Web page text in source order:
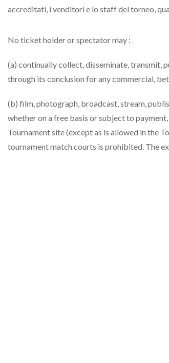
accreditati, i venditori e lo staff del torneo,
No ticket holder or spectator may :
(a) continually collect, disseminate, transmit,
through its conclusion for any commercial,
(b) film, photograph, broadcast, stream,
whether on a free basis or subject to
Tournament site (except as is allowed in the
tournament match courts is prohibited. The